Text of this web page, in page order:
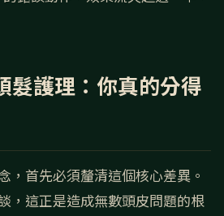
髮護理：你真的分得
，首先必須釐清這個核心差異。
，這正是造成無數頭皮問題的根